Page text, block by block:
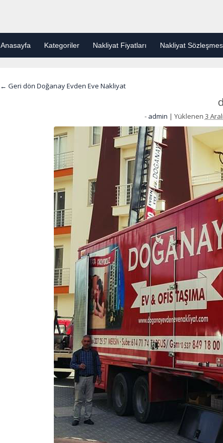
Anasayfa Kategoriler Nakliyat Fiyatları Nakliyat
← Geri dön Doğanay Evden Eve Nakliyat
- admin | Yüklenen 3